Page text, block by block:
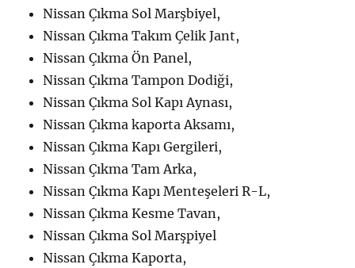
Nissan Çıkma Sol Marşbiyel,
Nissan Çıkma Takım Çelik Jant,
Nissan Çıkma Ön Panel,
Nissan Çıkma Tampon Dodiği,
Nissan Çıkma Sol Kapı Aynası,
Nissan Çıkma kaporta Aksamı,
Nissan Çıkma Kapı Gergileri,
Nissan Çıkma Tam Arka,
Nissan Çıkma Kapı Menteşeleri R-L,
Nissan Çıkma Kesme Tavan,
Nissan Çıkma Sol Marşpiyel
Nissan Çıkma Kaporta,